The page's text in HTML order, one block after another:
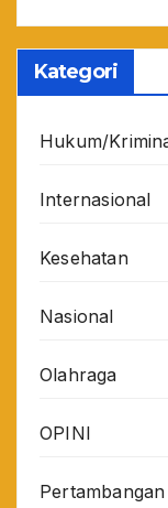
Kategori
Hukum/
Internasional
Kesehatan
Nasional
Olahraga
OPINI
Pertambangan